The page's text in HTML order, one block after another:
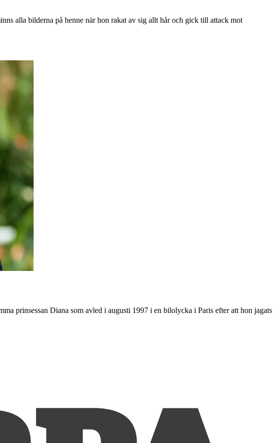
alla bilderna på henne när hon rakat av sig allt hår och gick till attack mot
prinsessan Diana som avled i augusti 1997 i en bilolycka i Paris efter att hon jagats